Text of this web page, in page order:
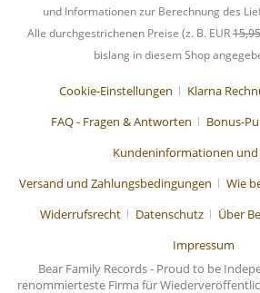
und Informationen zur Berechnung des
Alle durchgestrichenen Preise (z. B. EUR15,95
bislang in diesem Shop
Cookie-Einstellungen Klarna
FAQ - Fragen & Antworten
Bonus-
Kundeninformationen und
Versand und Zahlungsbedingungen
Wie
Widerrufsrecht
Datenschutz
Über
Impressum
Bear Family Records - Proud to be
renommierteste Firma für